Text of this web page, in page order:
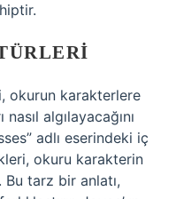
okurun karakterlere
algılayacağını
adlı eserindeki iç
okuru karakterin
Bu tarz bir anlatı,